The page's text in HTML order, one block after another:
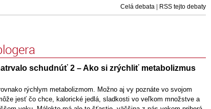
Celá debata RSS tejto debaty
schudnúť 2 – Ako si zrýchliť metabolizmus
rýchlym metabolizmom. Možno aj vy poznáte vo svojom
jesť čo chce, kalorické jedlá, sladkosti vo veľkom množstve a